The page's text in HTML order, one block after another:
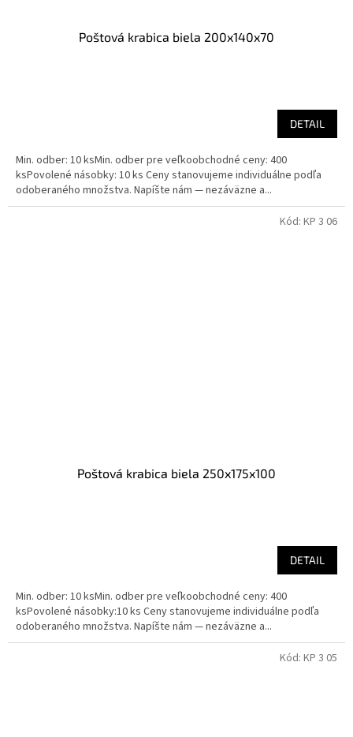
Poštová krabica biela 200x140x70
DETAIL
Min. odber: 10 ksMin. odber pre veľkoobchodné ceny: 400
ksPovolené násobky: 10 ks Ceny stanovujeme individuálne podľa
odoberaného množstva. Napíšte nám — nezáväzne a...
Poštová krabica biela 250x175x100
DETAIL
Min. odber: 10 ksMin. odber pre veľkoobchodné ceny: 400
ksPovolené násobky:10 ks Ceny stanovujeme individuálne podľa
odoberaného množstva. Napíšte nám — nezáväzne a...
Kód: KP 3 06
Kód: KP 3 05